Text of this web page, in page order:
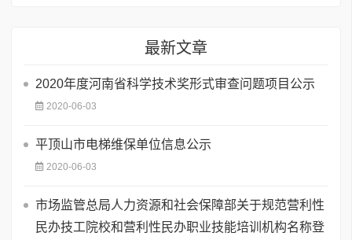
最新文章
2020年度河南省科学技术奖形式审查问题项目公示
2020-06-03
平顶山市电梯维保单位信息公示
2020-06-03
市场监管总局人力资源和社会保障部关于规范营利性
民办技工院校和营利性民办职业技能培训机构名称登